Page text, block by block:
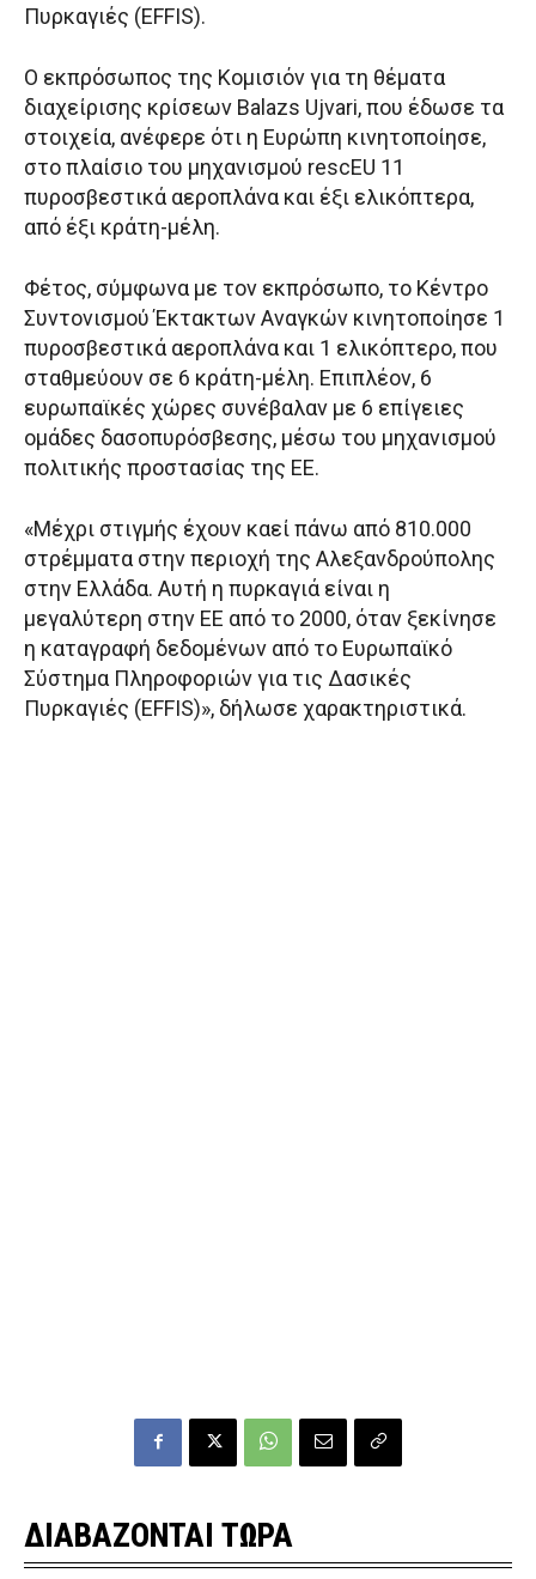
Πυρκαγιές (EFFIS).
Ο εκπρόσωπος της Κομισιόν για τη θέματα
διαχείρισης κρίσεων Balazs Ujvari, που έδωσε τα
στοιχεία, ανέφερε ότι η Ευρώπη κινητοποίησε,
στο πλαίσιο του μηχανισμού rescEU 11
πυροσβεστικά αεροπλάνα και έξι ελικόπτερα,
από έξι κράτη-μέλη.
Φέτος, σύμφωνα με τον εκπρόσωπο, το Κέντρο
Συντονισμού Έκτακτων Αναγκών κινητοποίησε 1
πυροσβεστικά αεροπλάνα και 1 ελικόπτερο, που
σταθμεύουν σε 6 κράτη-μέλη. Επιπλέον, 6
ευρωπαϊκές χώρες συνέβαλαν με 6 επίγειες
ομάδες δασοπυρόσβεσης, μέσω του μηχανισμού
πολιτικής προστασίας της ΕΕ.
«Μέχρι στιγμής έχουν καεί πάνω από 810.000
στρέμματα στην περιοχή της Αλεξανδρούπολης
στην Ελλάδα. Αυτή η πυρκαγιά είναι η
μεγαλύτερη στην ΕΕ από το 2000, όταν ξεκίνησε
η καταγραφή δεδομένων από το Ευρωπαϊκό
Σύστημα Πληροφοριών για τις Δασικές
Πυρκαγιές (EFFIS)», δήλωσε χαρακτηριστικά.
ΔΙΑΒΑΖΟΝΤΑΙ ΤΩΡΑ